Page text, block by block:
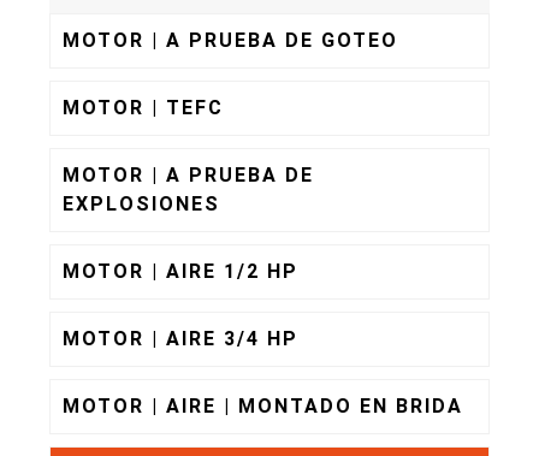
MOTOR | A PRUEBA DE GOTEO
MOTOR | TEFC
MOTOR | A PRUEBA DE
EXPLOSIONES
MOTOR | AIRE 1/2 HP
MOTOR | AIRE 3/4 HP
MOTOR | AIRE | MONTADO EN BRIDA